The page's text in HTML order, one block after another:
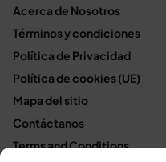
Acerca de Nosotros
Términos y condiciones
Política de Privacidad
Política de cookies (UE)
Mapa del sitio
Contáctanos
Terms and Conditions